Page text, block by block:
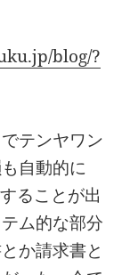
blog/?
テンヤワン
自動的に
ることが出
ム的な部分
か請求書と